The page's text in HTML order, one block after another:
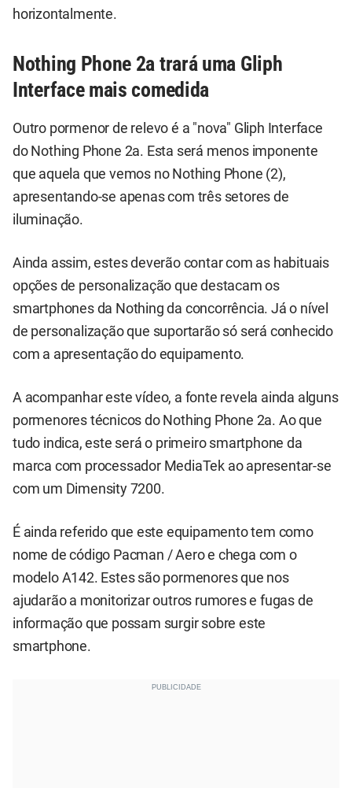
horizontalmente.
Nothing Phone 2a trará uma Gliph
Interface mais comedida
Outro pormenor de relevo é a "nova" Gliph Interface
do Nothing Phone 2a. Esta será menos imponente
que aquela que vemos no Nothing Phone (2),
apresentando-se apenas com três setores de
iluminação.
Ainda assim, estes deverão contar com as habituais
opções de personalização que destacam os
smartphones da Nothing da concorrência. Já o nível
de personalização que suportarão só será conhecido
com a apresentação do equipamento.
A acompanhar este vídeo, a fonte revela ainda alguns
pormenores técnicos do Nothing Phone 2a. Ao que
tudo indica, este será o primeiro smartphone da
marca com processador MediaTek ao apresentar-se
com um Dimensity 7200.
É ainda referido que este equipamento tem como
nome de código Pacman / Aero e chega com o
modelo A142. Estes são pormenores que nos
ajudarão a monitorizar outros rumores e fugas de
informação que possam surgir sobre este
smartphone.